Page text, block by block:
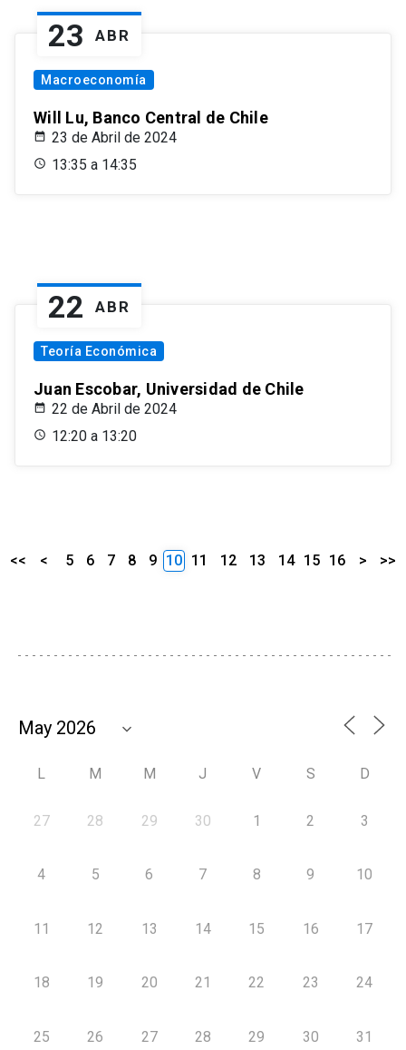
23 ABR
Macroeconomía
Will Lu, Banco Central de Chile
23 de Abril de 2024
13:35 a 14:35
22 ABR
Teoría Económica
Juan Escobar, Universidad de Chile
22 de Abril de 2024
12:20 a 13:20
<< < 5 6 7 8 9 10 11 12 13 14 15 16 > >>
L M M J V S D
27 28 29 30 1 2 3
4 5 6 7 8 9 10
11 12 13 14 15 16 17
18 19 20 21 22 23 24
25 26 27 28 29 30 31